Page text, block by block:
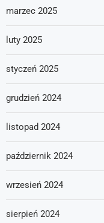
marzec 2025
luty 2025
styczeń 2025
grudzień 2024
listopad 2024
październik 2024
wrzesień 2024
sierpień 2024